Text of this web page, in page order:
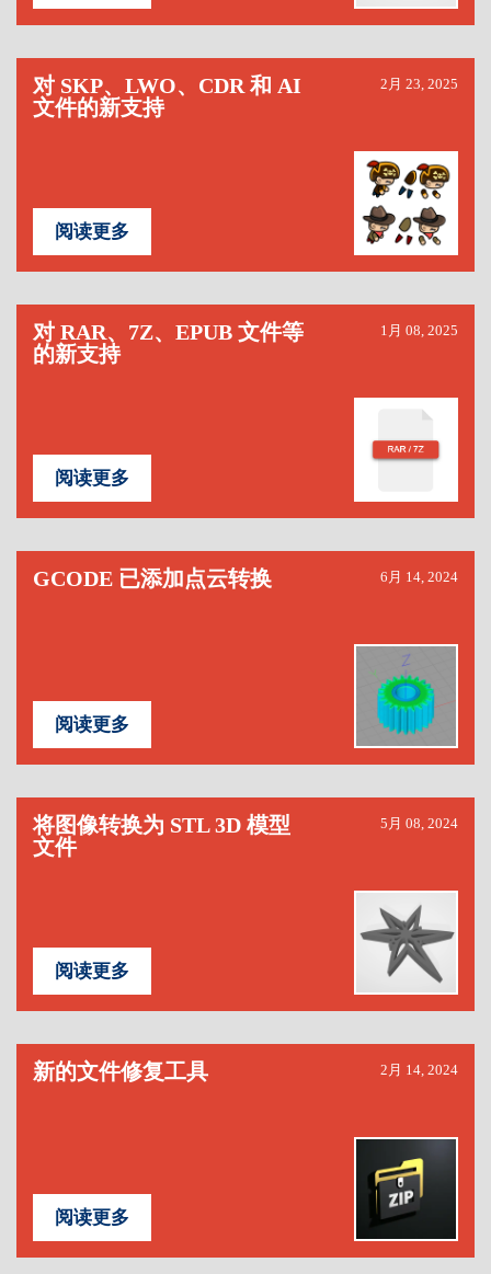
对 SKP、LWO、CDR 和 AI
文件的新支持
2月 23, 2025
阅读更多
对 RAR、7Z、EPUB 文件等
的新支持
1月 08, 2025
阅读更多
GCODE 已添加点云转换 6月 14, 2024
阅读更多
将图像转换为 STL 3D 模型
文件
5月 08, 2024
阅读更多
新的文件修复工具 2月 14, 2024
阅读更多